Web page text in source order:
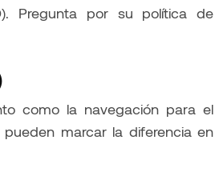
Pregunta por su política de
como la navegación para el
pueden marcar la diferencia en